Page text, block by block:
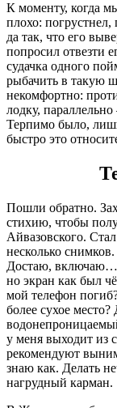
К моменту, когда
плохо: погрустнел,
да так, что его
попросил отвезти
судачка одного
рыбачить в такую
некомфортно:
лодку,
Терпимо было,
быстро это
Пошли обратно.
стихию, чтобы
Айвазовского.
несколько
Достаю, включаю…
но экран как был
мой телефон
более сухое
у меня выходит из
рекомендуют
знаю как. Делать
нагрудный карман.